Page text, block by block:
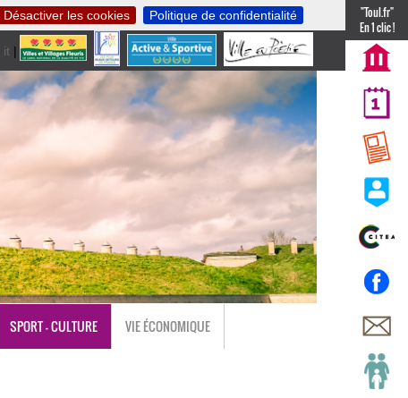
Désactiver les cookies Politique de confidentialité
it |nl
"Toul.fr"
En 1 clic !
SPORT - CULTURE VIE ÉCONOMIQUE